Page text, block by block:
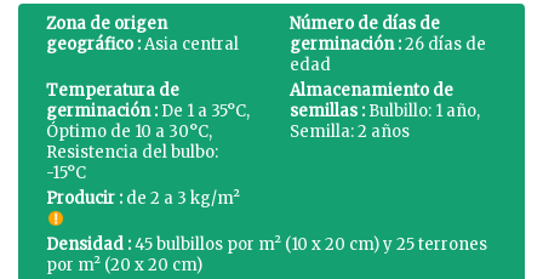
Zona de origen
geográfico :Asia central
Número de días de
germinación :26 días de
edad
Temperatura de
germinación : De 1 a 35°C,
Óptimo de 10 a 30°C,
Resistencia del bulbo:
-15°C
Almacenamiento de
semillas : Bulbillo: 1 año,
Semilla: 2 años
Producir : de 2 a 3 kg/m²
Densidad :45 bulbillos por m² (10 x 20 cm) y 25 terrones
por m² (20 x 20 cm)